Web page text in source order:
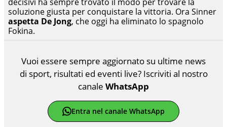
soluzione giusta per conquistare la vittoria. Ora Sinner
aspetta De Jong, che oggi ha eliminato lo spagnolo
Fokina.
Vuoi essere sempre aggiornato su ultime news
di sport, risultati ed eventi live? Iscriviti al nostro
canale WhatsApp
Entra nel canale WhatsApp